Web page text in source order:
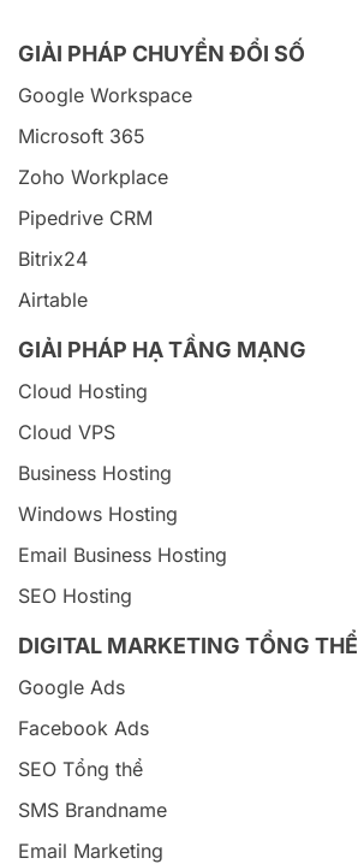
GIẢI PHÁP CHUYỂN ĐỔI SỐ
Google Workspace
Microsoft 365
Zoho Workplace
Pipedrive CRM
Bitrix24
Airtable
GIẢI PHÁP HẠ TẦNG MẠNG
Cloud Hosting
Cloud VPS
Business Hosting
Windows Hosting
Email Business Hosting
SEO Hosting
DIGITAL MARKETING TỔNG THỂ
Google Ads
Facebook Ads
SEO Tổng thể
SMS Brandname
Email Marketing